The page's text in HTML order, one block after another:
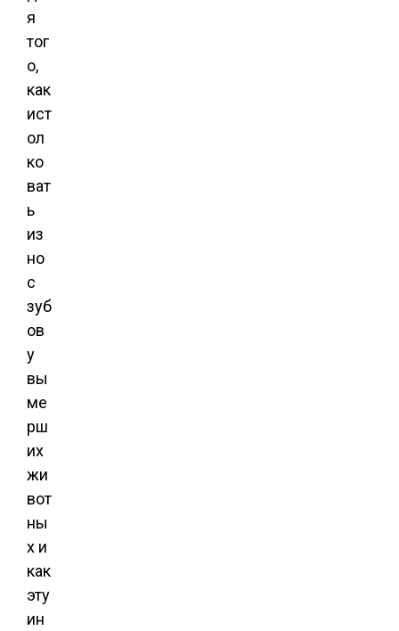
я
тог
о,
как
ист
ол
ко
ват
ь
из
но
с
зуб
ов
у
вы
ме
рш
их
жи
вот
ны
х и
как
эту
ин